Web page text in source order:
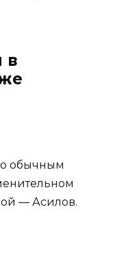
в
обычным
— Асилов.